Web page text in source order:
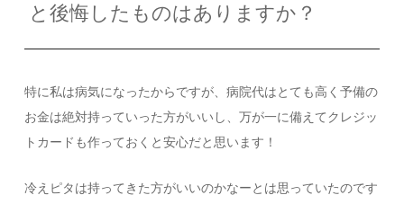
と後悔したものはありますか？
特に私は病気になったからですが、病院代はとても高く予備の
お金は絶対持っていった方がいいし、万が一に備えてクレジッ
トカードも作っておくと安心だと思います！
冷えピタは持ってきた方がいいのかなーとは思っていたのです